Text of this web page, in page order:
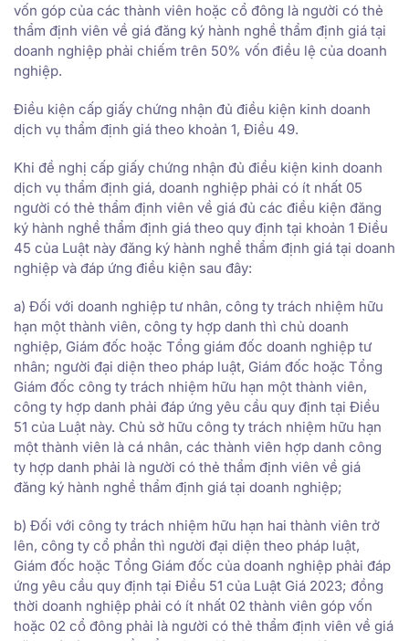
vốn góp của các thành viên hoặc cổ đông là người có thẻ
thẩm định viên về giá đăng ký hành nghề thẩm định giá tại
doanh nghiệp phải chiếm trên 50% vốn điều lệ của doanh
nghiệp.
Điều kiện cấp giấy chứng nhận đủ điều kiện kinh doanh
dịch vụ thẩm định giá theo khoản 1, Điều 49.
Khi đề nghị cấp giấy chứng nhận đủ điều kiện kinh doanh
dịch vụ thẩm định giá, doanh nghiệp phải có ít nhất 05
người có thẻ thẩm định viên về giá đủ các điều kiện đăng
ký hành nghề thẩm định giá theo quy định tại khoản 1 Điều
45 của Luật này đăng ký hành nghề thẩm định giá tại doanh
nghiệp và đáp ứng điều kiện sau đây:
a) Đối với doanh nghiệp tư nhân, công ty trách nhiệm hữu
hạn một thành viên, công ty hợp danh thì chủ doanh
nghiệp, Giám đốc hoặc Tổng giám đốc doanh nghiệp tư
nhân; người đại diện theo pháp luật, Giám đốc hoặc Tổng
Giám đốc công ty trách nhiệm hữu hạn một thành viên,
công ty hợp danh phải đáp ứng yêu cầu quy định tại Điều
51 của Luật này. Chủ sở hữu công ty trách nhiệm hữu hạn
một thành viên là cá nhân, các thành viên hợp danh công
ty hợp danh phải là người có thẻ thẩm định viên về giá
đăng ký hành nghề thẩm định giá tại doanh nghiệp;
b) Đối với công ty trách nhiệm hữu hạn hai thành viên trở
lên, công ty cổ phần thì người đại diện theo pháp luật,
Giám đốc hoặc Tổng Giám đốc của doanh nghiệp phải đáp
ứng yêu cầu quy định tại Điều 51 của Luật Giá 2023; đồng
thời doanh nghiệp phải có ít nhất 02 thành viên góp vốn
hoặc 02 cổ đông phải là người có thẻ thẩm định viên về giá